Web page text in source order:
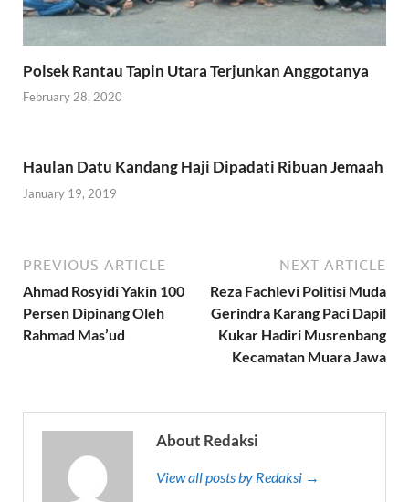
Polsek Rantau Tapin Utara Terjunkan Anggotanya
February 28, 2020
Haulan Datu Kandang Haji Dipadati Ribuan Jemaah
January 19, 2019
PREVIOUS ARTICLE
Ahmad Rosyidi Yakin 100
Persen Dipinang Oleh
Rahmad Mas’ud
NEXT ARTICLE
Reza Fachlevi Politisi Muda
Gerindra Karang Paci Dapil
Kukar Hadiri Musrenbang
Kecamatan Muara Jawa
About Redaksi
View all posts by Redaksi →